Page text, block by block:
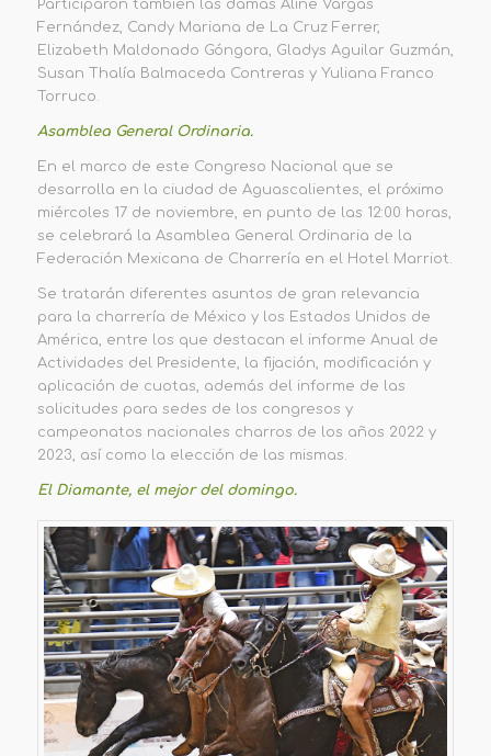
Participaron también las damas Aline Vargas
Fernández, Candy Mariana de La Cruz Ferrer,
Elizabeth Maldonado Góngora, Gladys Aguilar Guzmán,
Susan Thalía Balmaceda Contreras y Yuliana Franco
Torruco.
Asamblea General Ordinaria.
En el marco de este Congreso Nacional que se
desarrolla en la ciudad de Aguascalientes, el próximo
miércoles 17 de noviembre, en punto de las 12:00 horas,
se celebrará la Asamblea General Ordinaria de la
Federación Mexicana de Charrería en el Hotel Marriot.
Se tratarán diferentes asuntos de gran relevancia
para la charrería de México y los Estados Unidos de
América, entre los que destacan el informe Anual de
Actividades del Presidente, la fijación, modificación y
aplicación de cuotas, además del informe de las
solicitudes para sedes de los congresos y
campeonatos nacionales charros de los años 2022 y
2023, así como la elección de las mismas.
El Diamante, el mejor del domingo.